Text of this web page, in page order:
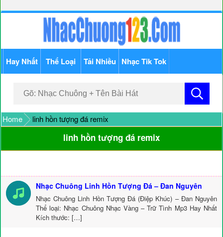
Hay Nhất Thể Loại Tải Nhiều Nhạc Tik Tok
Home linh hồn tượng đá remix
linh hồn tượng đá remix
Nhạc Chuông Linh Hồn Tượng Đá – Đan Nguyên
Nhạc Chuông Linh Hồn Tượng Đá (Điệp Khúc) – Đan Nguyên
Thể loại: Nhạc Chuông Nhạc Vàng – Trữ Tình Mp3 Hay Nhất
Kích thước: […]